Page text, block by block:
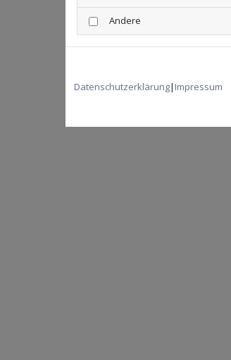
Andere
Datenschutzerklärung| Impressum